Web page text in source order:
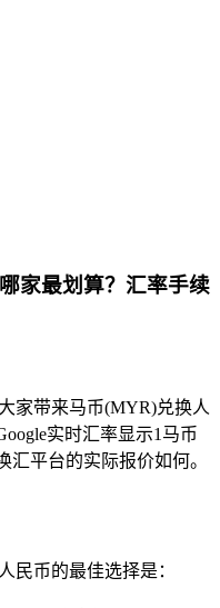
家最划算？汇率手续
家带来马币(MYR)兑换人
实时汇率显示1马币
汇平台的实际报价如何。
民币的最佳选择是：